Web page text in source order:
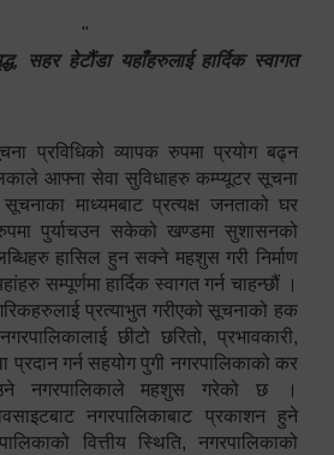
सहर हेटौंडा यहाँहरुलाई हार्दिक स्वागत
प्रविधिको व्यापक रुपमा प्रयोग बढ्न
आफ्ना सेवा सुविधाहरु कम्प्यूटर सूचना
सूचनाका माध्यमबाट प्रत्यक्ष जनताको घर
पुर्याचउन सकेको खण्डमा सुशासनको
हासिल हुन सक्ने महशुस गरी निर्माण
सम्पूर्णमा हार्दिक स्वागत गर्न चाहन्छौं ।
प्रत्याभुत गरीएको सूचनाको हक
छीटो छरितो, प्रभावकारी,
प्रदान गर्न सहयोग पुगी नगरपालिकाको कर
नगरपालिकाले महशुस गरेको छ ।
नगरपालिकाबाट प्रकाशन हुने
वित्तीय स्थिति, नगरपालिकाको